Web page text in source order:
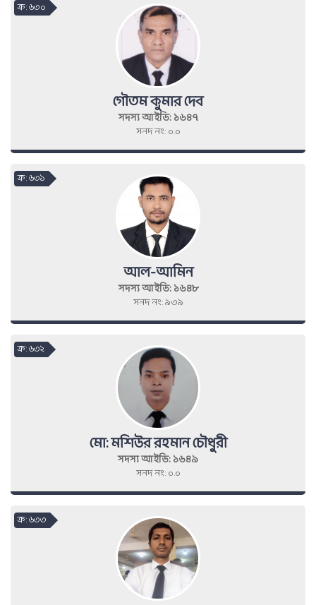
গৌতম কুমার দেব
সদস্য আইডি: ১৬৪৭
সনদ নং: ০.০
ক্র : ৬৩০
আল-আমিন
সদস্য আইডি: ১৬৪৮
সনদ নং: ৯৩৯
ক্র : ৬৩১
মো: মশিউর রহমান চৌধুরী
সদস্য আইডি: ১৬৪৯
সনদ নং: ০.০
ক্র : ৬৩২
ক্র : ৬৩৩